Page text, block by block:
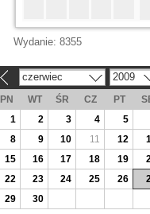
Wydanie: 8355
czerwiec 2009
PN WT ŚR CZ PT
1
2 3 4 5
8
9 10 11 12
15
16 17 18 19
22
23 24 25 26
29
30